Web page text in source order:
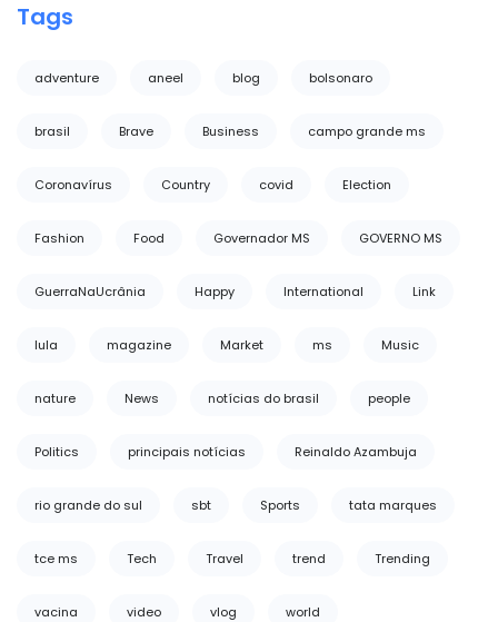
Tags
adventure aneel blog bolsonaro
brasil Brave Business campo grande ms
Coronavírus Country covid Election
Fashion Food Governador MS GOVERNO MS
GuerraNaUcrânia Happy International Link
lula magazine Market ms Music
nature News notícias do brasil people
Politics principais notícias Reinaldo Azambuja
rio grande do sul sbt Sports tata marques
tce ms Tech Travel trend Trending
vacina video vlog world